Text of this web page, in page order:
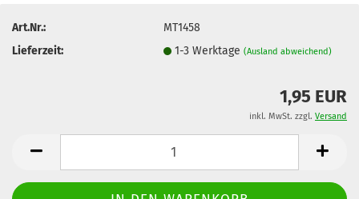
Art.Nr.:
MT1458
Lieferzeit:
1-3 Werktage(Ausland abweichend)
1,95 EUR
inkl. MwSt. zzgl. Versand